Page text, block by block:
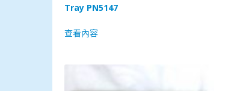
Tray PN5147
查看內容